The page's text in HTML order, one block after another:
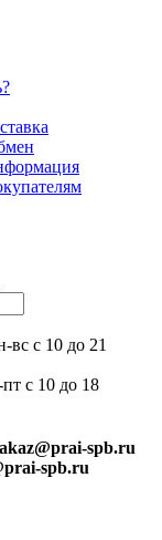
вс с 10 до 21
с 10 до 18
spb.ru
spb.ru